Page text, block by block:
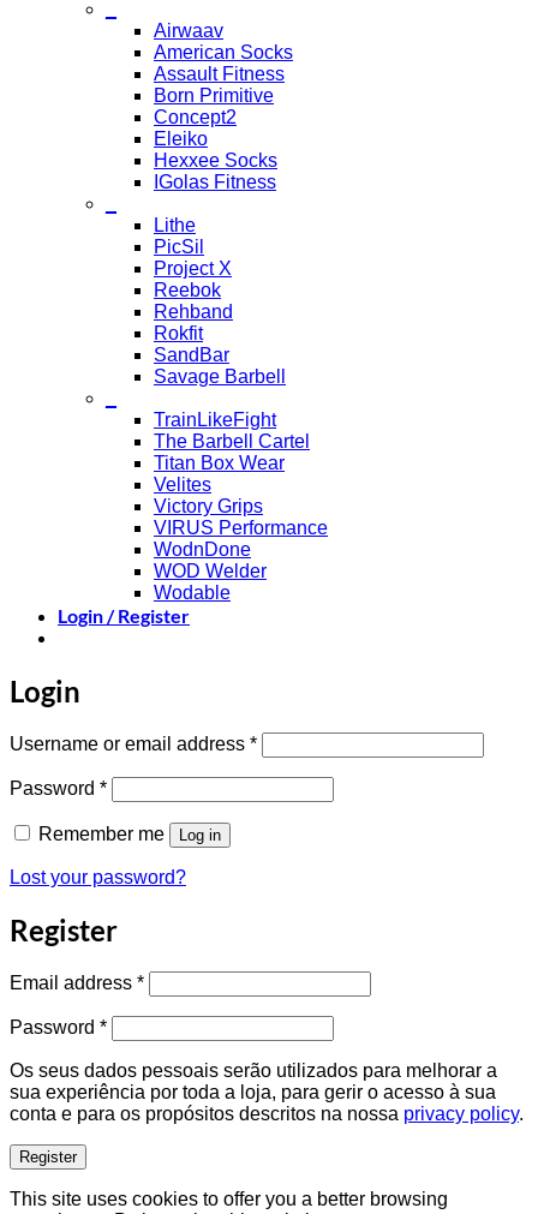
Airwaav
American Socks
Assault Fitness
Born Primitive
Concept2
Eleiko
Hexxee Socks
IGolas Fitness
Lithe
PicSil
Project X
Reebok
Rehband
Rokfit
SandBar
Savage Barbell
TrainLikeFight
The Barbell Cartel
Titan Box Wear
Velites
Victory Grips
VIRUS Performance
WodnDone
WOD Welder
Wodable
Login / Register
Login
Username or email address *Required
Password *Required
Remember me Log in
Lost your password?
Register
Email address *Required
Password *Required
Os seus dados pessoais serão utilizados para melhorar a
sua experiência por toda a loja, para gerir o acesso à sua
conta e para os propósitos descritos na nossa privacy policy.
Register
This site uses cookies to offer you a better browsing